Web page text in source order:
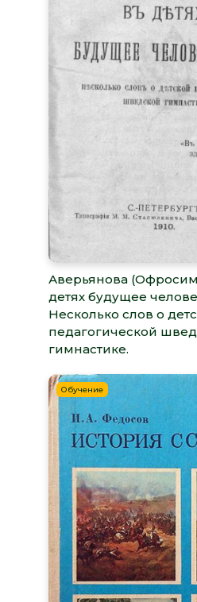
Аверьянова
детях будущее
Несколько слов о
педагогической
гимнастике.
Обучение